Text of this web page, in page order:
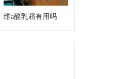
维a酸乳霜有用吗